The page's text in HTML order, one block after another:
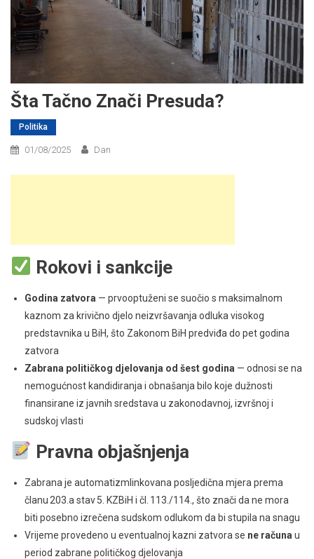
Šta Tačno Znači Presuda?
Politika
01/08/2025 Dan
Rokovi i sankcije
Godina zatvora — prvooptuženi se suočio s maksimalnom
kaznom za krivično djelo neizvršavanja odluka visokog
predstavnika u BiH, što Zakonom BiH predviđa do pet godina
zatvora
Zabrana političkog djelovanja od šest godina — odnosi se na
nemogućnost kandidiranja i obnašanja bilo koje dužnosti
finansirane iz javnih sredstava u zakonodavnoj, izvršnoj i
sudskoj vlasti
Pravna objašnjenja
Zabrana je automatizmlinkovana posljedična mjera prema
članu 203.a stav 5. KZBiH i čl. 113./114., što znači da ne mora
biti posebno izrečena sudskom odlukom da bi stupila na snagu
Vrijeme provedeno u eventualnoj kazni zatvora se ne računa u
period zabrane političkog djelovanja